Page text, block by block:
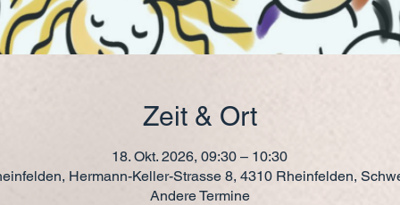
Zeit & Ort
18. Okt. 2026, 09:30 – 10:30
Hermann-Keller-Strasse 8, 4310 Rheinfelden,
Andere Termine